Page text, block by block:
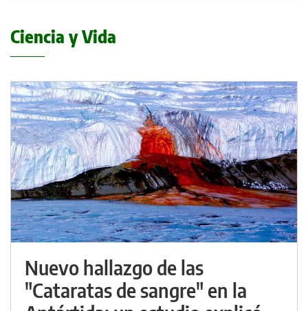
Ciencia y Vida
Nuevo hallazgo de las
"Cataratas de sangre" en la